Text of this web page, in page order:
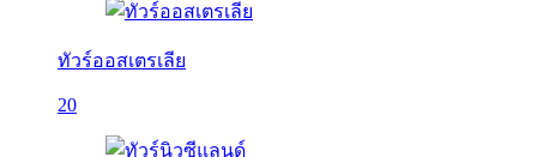
ทัวร์ออสเตรเลีย
20